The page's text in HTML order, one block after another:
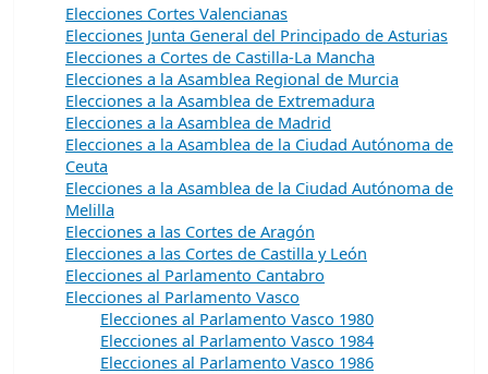
Elecciones Cortes Valencianas
Elecciones Junta General del Principado de Asturias
Elecciones a Cortes de Castilla-La Mancha
Elecciones a la Asamblea Regional de Murcia
Elecciones a la Asamblea de Extremadura
Elecciones a la Asamblea de Madrid
Elecciones a la Asamblea de la Ciudad Autónoma de
Ceuta
Elecciones a la Asamblea de la Ciudad Autónoma de
Melilla
Elecciones a las Cortes de Aragón
Elecciones a las Cortes de Castilla y León
Elecciones al Parlamento Cantabro
Elecciones al Parlamento Vasco
Elecciones al Parlamento Vasco 1980
Elecciones al Parlamento Vasco 1984
Elecciones al Parlamento Vasco 1986